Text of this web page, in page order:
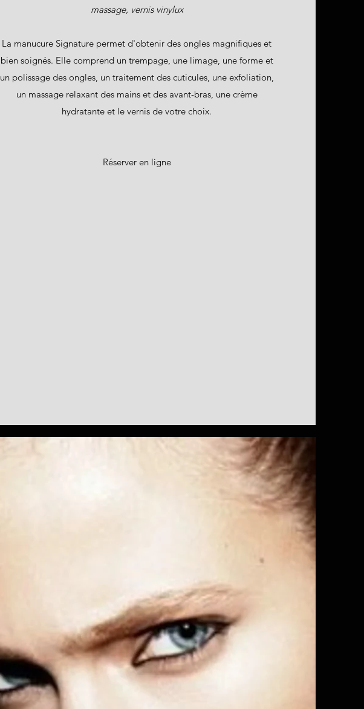
massage, vernis vinylux
La manucure Signature permet d'obtenir des ongles magnifiques et
bien soignés. Elle comprend un trempage, une limage, une forme et
un polissage des ongles, un traitement des cuticules, une exfoliation,
un massage relaxant des mains et des avant-bras, une crème
hydratante et le vernis de votre choix.
Réserver en ligne